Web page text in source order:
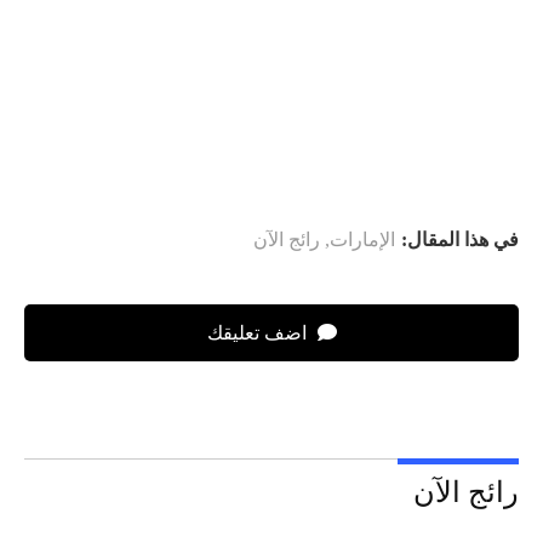
في هذا المقال: الإمارات, رائج الآن
اضف تعليقك
رائج الآن